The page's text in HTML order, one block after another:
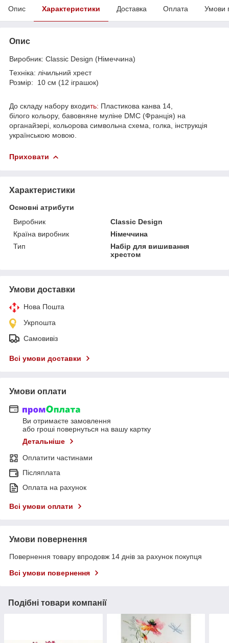
Опис Характеристики Доставка Оплата Умови
Опис
Виробник: Classic Design (Німеччина)
Техніка: лічильний хрест
Розмір: 10 см (12 іграшок)
До складу набору входить: Пластикова канва 14,
білого кольору, бавовняне муліне DMC (Франція) на
органайзері, кольорова символьна схема, голка, інструкція
українською мовою.
Приховати
Характеристики
Основні атрибути
Виробник
Classic Design
Країна виробник
Німеччина
Тип
Набір для вишивання
хрестом
Умови доставки
Нова Пошта
Укрпошта
Самовивіз
Всі умови доставки
Умови оплати
Ви отримаєте замовлення
або гроші повернуться на вашу картку
Детальніше
Оплатити частинами
Післяплата
Оплата на рахунок
Всі умови оплати
Умови повернення
Повернення товару впродовж 14 днів за рахунок покупця
Всі умови повернення
Подібні товари компанії